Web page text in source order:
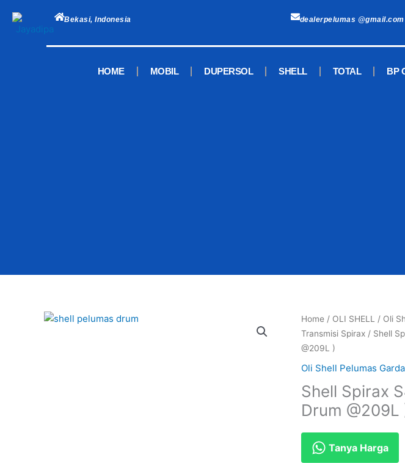
content
Bekasi, Indonesia dealerpelumas @gmail.com
HOME MOBIL DUPERSOL SHELL TOTAL BP
Home/ OLI SHELL / Oli
Transmisi Spirax/ Shell
@209L )
Oli Shell Pelumas
Shell Spirax
Drum @209L
Tanya Harga